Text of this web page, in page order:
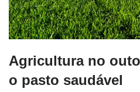
Agricultura no
o pasto saudável